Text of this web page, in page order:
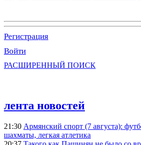
Регистрация
Войти
РАСШИРЕННЫЙ ПОИСК
лента новостей
21:30 Армянский спорт (7 августа):
шахматы, легкая атлетика